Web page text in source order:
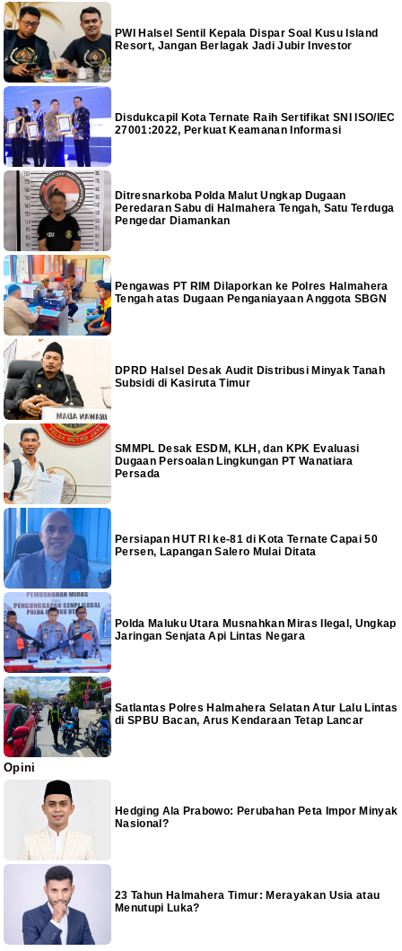
PWI Halsel Sentil Kepala Dispar Soal Kusu Island
Resort, Jangan Berlagak Jadi Jubir Investor
Disdukcapil Kota Ternate Raih Sertifikat SNI ISO/IEC
27001:2022, Perkuat Keamanan Informasi
Ditresnarkoba Polda Malut Ungkap Dugaan
Peredaran Sabu di Halmahera Tengah, Satu Terduga
Pengedar Diamankan
Pengawas PT RIM Dilaporkan ke Polres Halmahera
Tengah atas Dugaan Penganiayaan Anggota SBGN
DPRD Halsel Desak Audit Distribusi Minyak Tanah
Subsidi di Kasiruta Timur
SMMPL Desak ESDM, KLH, dan KPK Evaluasi
Dugaan Persoalan Lingkungan PT Wanatiara
Persada
Persiapan HUT RI ke-81 di Kota Ternate Capai 50
Persen, Lapangan Salero Mulai Ditata
Polda Maluku Utara Musnahkan Miras Ilegal, Ungkap
Jaringan Senjata Api Lintas Negara
Satlantas Polres Halmahera Selatan Atur Lalu Lintas
di SPBU Bacan, Arus Kendaraan Tetap Lancar
Opini
Hedging Ala Prabowo: Perubahan Peta Impor Minyak
Nasional?
23 Tahun Halmahera Timur: Merayakan Usia atau
Menutupi Luka?